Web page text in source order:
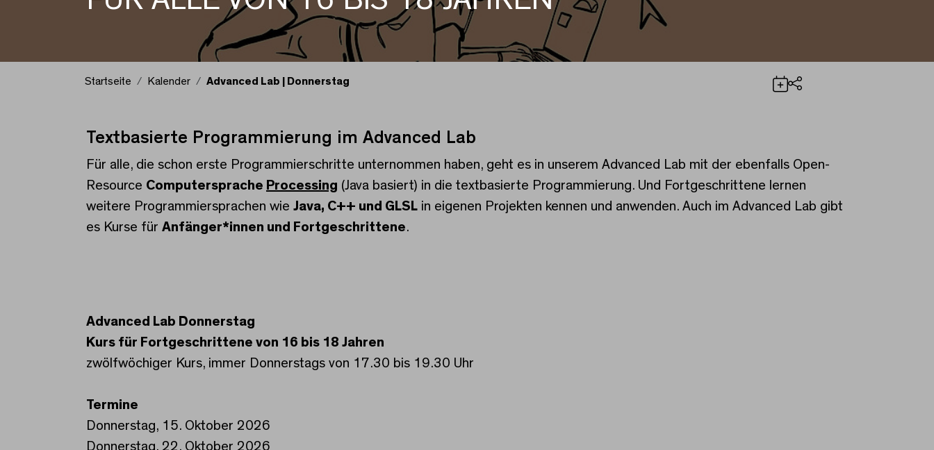
Startseite Kalender
Advanced Lab | Donnerstag
Advanced Lab | Donnerstag
Textbasierte Programmierung im Advanced Lab
Für alle, die schon erste Programmierschritte unternommen haben, geht es in unserem Advanced Lab mit der ebenfalls Open-
Resource Computersprache Processing (Java basiert) in die textbasierte Programmierung. Und Fortgeschrittene lernen
weitere Programmiersprachen wie Java, C++ und GLSL in eigenen Projekten kennen und anwenden. Auch im Advanced Lab gibt
es Kurse für Anfänger*innen und Fortgeschrittene.
Advanced Lab Donnerstag
Kurs für Fortgeschrittene von 16 bis 18 Jahren
zwölfwöchiger Kurs, immer Donnerstags von 17.30 bis 19.30 Uhr
Termine
Donnerstag, 15. Oktober 2026
Donnerstag, 22. Oktober 2026